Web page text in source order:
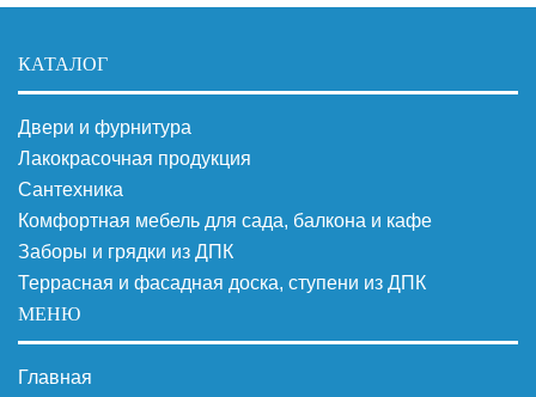
КАТАЛОГ
Двери и фурнитура
Лакокрасочная продукция
Сантехника
Комфортная мебель для сада, балкона и кафе
Заборы и грядки из ДПК
Террасная и фасадная доска, ступени из ДПК
МЕНЮ
Главная